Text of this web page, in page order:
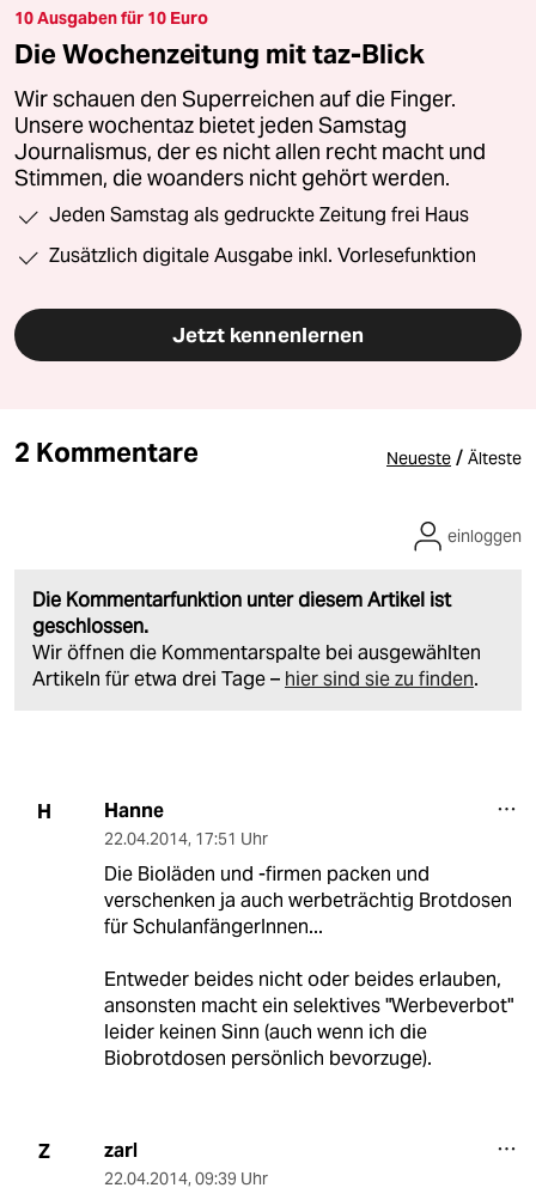
10 Ausgaben für 10 Euro
Die Wochenzeitung mit taz-Blick
Wir schauen den Superreichen auf die Finger.
Unsere wochentaz bietet jeden Samstag
Journalismus, der es nicht allen recht macht und
Stimmen, die woanders nicht gehört werden.
Jeden Samstag als gedruckte Zeitung frei Haus
Zusätzlich digitale Ausgabe inkl. Vorlesefunktion
Jetzt kennenlernen
2 Kommentare Neueste / Älteste
Die Kommentarfunktion unter diesem Artikel ist
geschlossen.
Wir öffnen die Kommentarspalte bei ausgewählten
Artikeln für etwa drei Tage – hier sind sie zu finden.
einloggen
H Hanne
22.04.2014, 17:51 Uhr
Die Bioläden und -firmen packen und
verschenken ja auch werbeträchtig Brotdosen
für SchulanfängerInnen...
Entweder beides nicht oder beides erlauben,
ansonsten macht ein selektives "Werbeverbot"
leider keinen Sinn (auch wenn ich die
Biobrotdosen persönlich bevorzuge).
Z zarl
22.04.2014, 09:39 Uhr